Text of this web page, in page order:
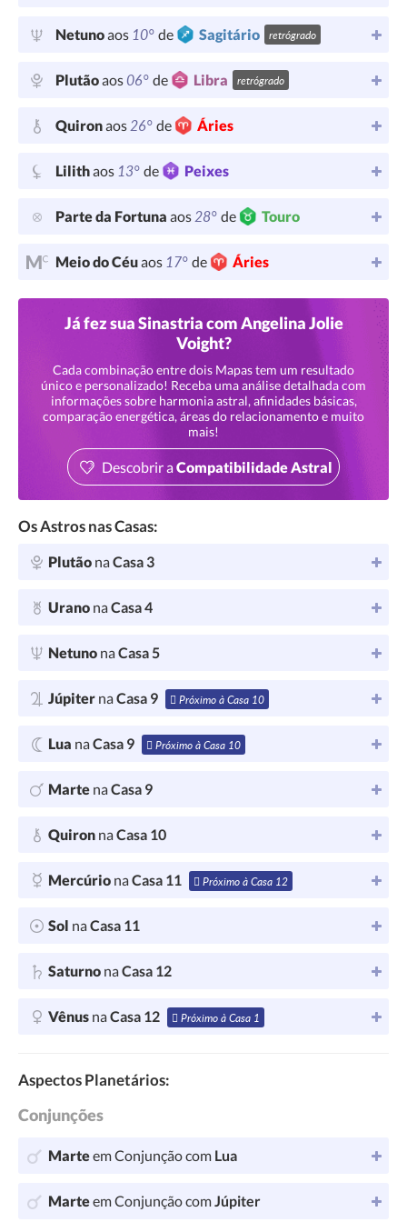
Netunoaos 10° de Sagitário retrógrado
Plutãoaos06° de Libra retrógrado
Quironaos26° de Áries
Lilithaos 13° de Peixes
Parte da Fortuna aos28° de Touro
Meio do Céuaos 17° de Áries
Já fez sua Sinastria com Angelina Jolie
Voight?
Cada combinação entre dois Mapas tem um resultado
único e personalizado! Receba uma análise detalhada com
informações sobre harmonia astral, afinidades básicas,
comparação energética, áreas do relacionamento e muito
mais!
Descobrir aCompatibilidade Astral
Os Astros nas Casas:
Plutão naCasa 3
Urano naCasa 4
Netuno naCasa 5
Júpiter naCasa 9 Próximo à Casa 10
Lua naCasa 9 Próximo à Casa 10
Marte naCasa 9
Quiron naCasa 10
Mercúrio naCasa 11 Próximo à Casa 12
Sol naCasa 11
Saturno naCasa 12
Vênus naCasa 12 Próximo à Casa 1
Aspectos Planetários:
Conjunções
Marteem Conjunção com Lua
Marteem Conjunção comJúpiter